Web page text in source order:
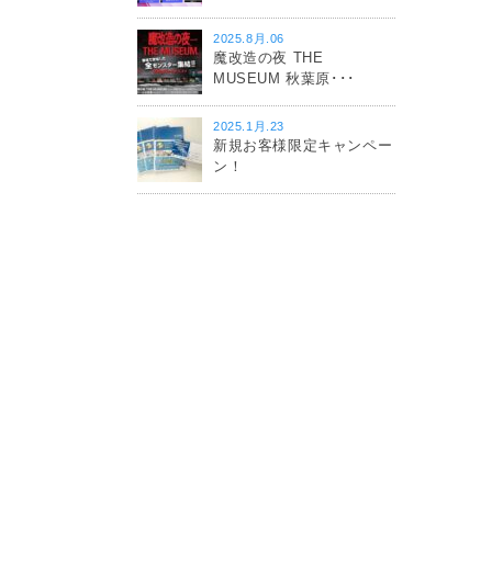
2025.8月.06
魔改造の夜 THE
MUSEUM 秋葉原･･･
2025.1月.23
新規お客様限定キャンペー
ン！